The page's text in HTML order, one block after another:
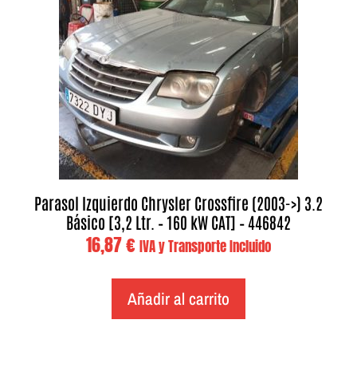
Parasol Izquierdo Chrysler Crossfire (2003->) 3.2
Básico [3,2 Ltr. – 160 kW CAT] – 446842
16,87€ IVA y Transporte Incluido
Añadir al carrito